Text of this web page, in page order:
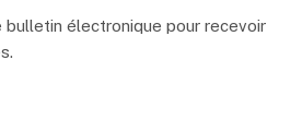
bulletin électronique pour recevoir